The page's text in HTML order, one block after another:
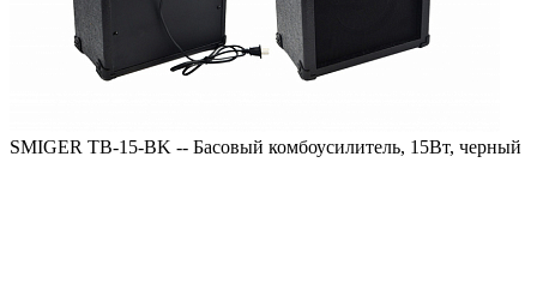
SMIGER TB-15-BK -- Басовый комбоусилитель, 15Вт, черный